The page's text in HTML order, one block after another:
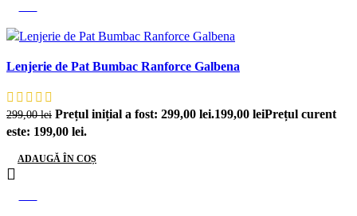
Lenjerie de Pat Bumbac Ranforce Galbena
299,00lei Prețul inițial a fost: 299,00 lei.199,00 leiPrețul curent
este: 199,00 lei.
ADAUGĂ ÎN COȘ